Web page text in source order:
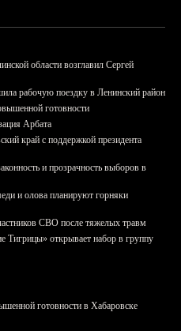
области возглавил Сергей
рабочую поездку в Ленинский район
готовности
Арбата
край с поддержкой президента
и прозрачность выборов в
и олова планируют горняки
СВО после тяжелых травм
Тигрицы» открывает набор в группу
готовности в Хабаровске